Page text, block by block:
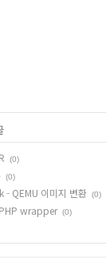
(0)
(0)
QEMU 이미지 변환 (0)
wrapper (0)